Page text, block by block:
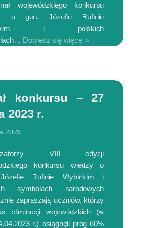
wojewódzkiego konkursu
o gen. Józefie Rufinie
i polskich
Dowiedz się więcej »
konkursu – 27
2023 r.
2023
VIII edycji
konkursu wiedzy o
Rufinie Wybickim i
symbolach narodowych
zapraszają uczniów, którzy
eliminacji wojewódzkich (w
r.) osiągnęli próg 60%